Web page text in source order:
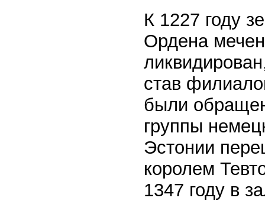
К 1227 году
Ордена
став
были
группы
Эстонии
королем
1347 году в